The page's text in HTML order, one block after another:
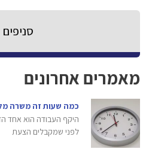
סניפים
מאמרים אחרונים
כמה שעות זה משרה
היקף העבודה הוא אחד
לפני שמקבלים הצעת